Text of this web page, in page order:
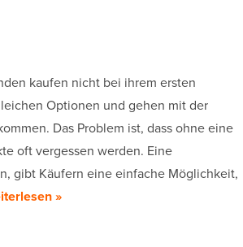
kaufen nicht bei ihrem ersten
Optionen und gehen mit der
Das Problem ist, dass ohne eine
oft vergessen werden. Eine
gibt Käufern eine einfache Möglichkeit,
»